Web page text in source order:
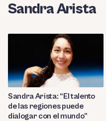
Sandra Arista
Sandra Arista: “El talento
de las regiones puede
dialogar con el mundo”